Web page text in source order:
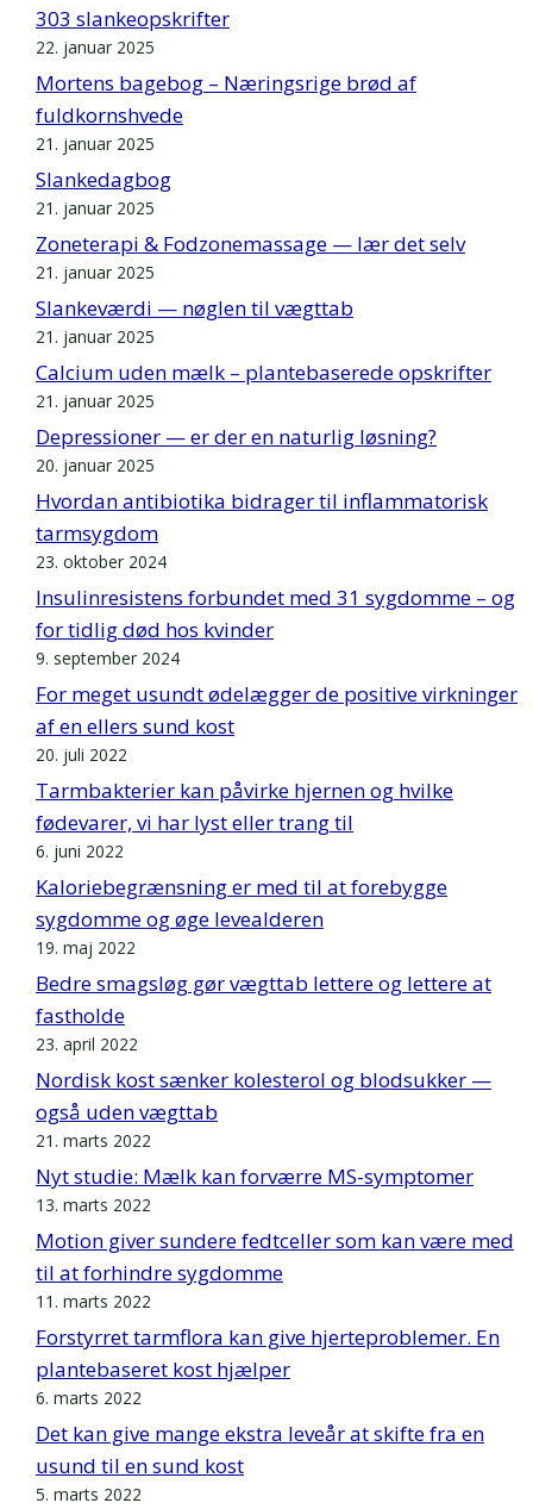
303 slankeopskrifter
22. januar 2025
Mortens bagebog – Næringsrige brød af
fuldkornshvede
21. januar 2025
Slankedagbog
21. januar 2025
Zoneterapi & Fodzonemassage — lær det selv
21. januar 2025
Slankeværdi — nøglen til vægttab
21. januar 2025
Calcium uden mælk – plantebaserede opskrifter
21. januar 2025
Depressioner — er der en naturlig løsning?
20. januar 2025
Hvordan antibiotika bidrager til inflammatorisk
tarmsygdom
23. oktober 2024
Insulinresistens forbundet med 31 sygdomme – og
for tidlig død hos kvinder
9. september 2024
For meget usundt ødelægger de positive virkninger
af en ellers sund kost
20. juli 2022
Tarmbakterier kan påvirke hjernen og hvilke
fødevarer, vi har lyst eller trang til
6. juni 2022
Kaloriebegrænsning er med til at forebygge
sygdomme og øge levealderen
19. maj 2022
Bedre smagsløg gør vægttab lettere og lettere at
fastholde
23. april 2022
Nordisk kost sænker kolesterol og blodsukker —
også uden vægttab
21. marts 2022
Nyt studie: Mælk kan forværre MS-symptomer
13. marts 2022
Motion giver sundere fedtceller som kan være med
til at forhindre sygdomme
11. marts 2022
Forstyrret tarmflora kan give hjerteproblemer. En
plantebaseret kost hjælper
6. marts 2022
Det kan give mange ekstra leveår at skifte fra en
usund til en sund kost
5. marts 2022